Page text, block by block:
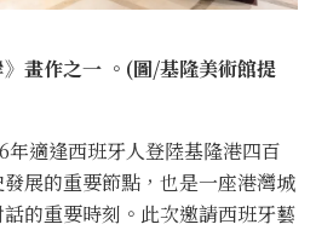
畫作之一 。(圖/基隆美術館提
適逢西班牙人登陸基隆港四百
展的重要節點，也是一座港灣城
的重要時刻。此次邀請西班牙藝